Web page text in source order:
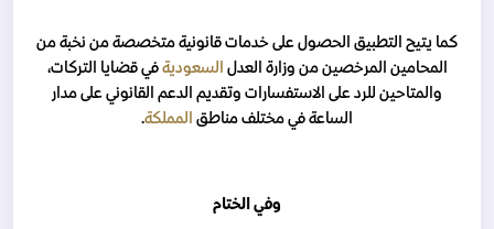
كما يتيح التطبيق الحصول على خدمات قانونية متخصصة من نخبة من
المحامين المرخصين من وزارة العدل السعوديةفي قضايا التركات،
والمتاحين للرد على الاستفسارات وتقديم الدعم القانوني على مدار
الساعة في مختلف مناطق المملكة.
وفي الختام